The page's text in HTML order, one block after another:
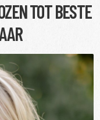
TOT BESTE